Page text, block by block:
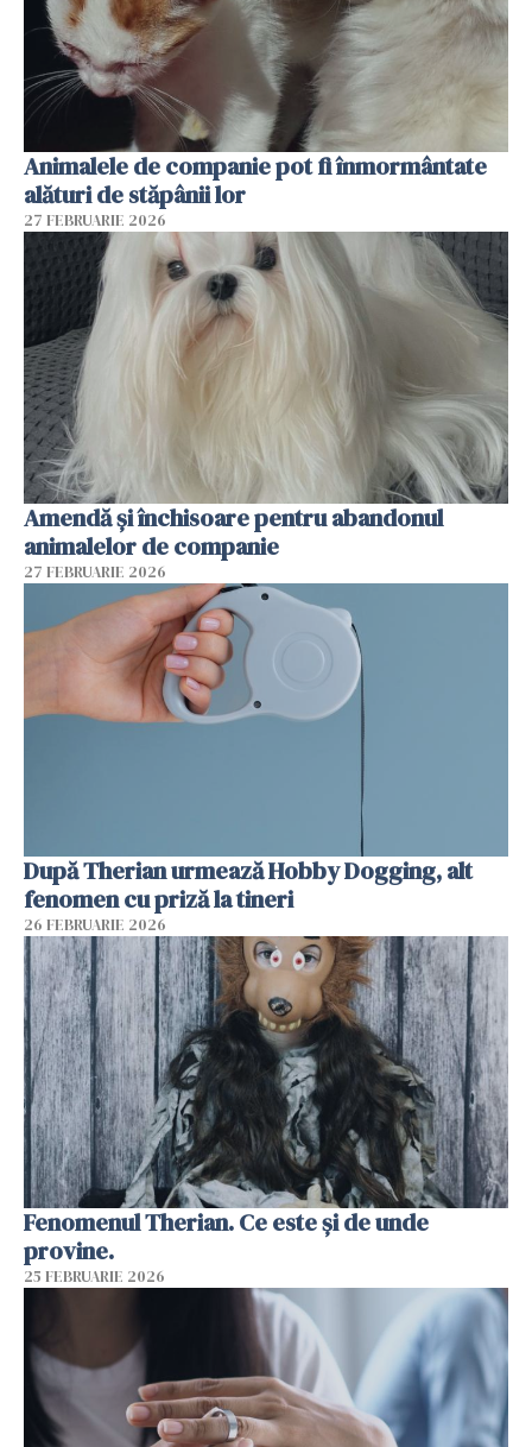
Animalele de companie pot fi înmormântate
alături de stăpânii lor
27 FEBRUARIE 2026
Amendă și închisoare pentru abandonul
animalelor de companie
27 FEBRUARIE 2026
După Therian urmează Hobby Dogging, alt
fenomen cu priză la tineri
26 FEBRUARIE 2026
Fenomenul Therian. Ce este și de unde
provine.
25 FEBRUARIE 2026